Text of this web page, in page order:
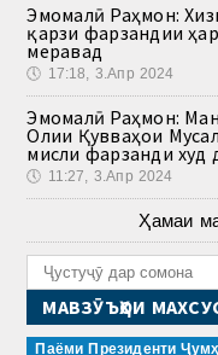
Эмомалӣ Раҳмон:
қарзи фарзандии
меравад
🕔 17:18, 3.Апр 2024
Эмомалӣ Раҳмон:
Олии Қувваҳои
мисли фарзанди худ
🕔 11:27, 3.Апр 2024
Ҳамаи
МАВЗӮЪҲОИ
Паёми Президенти